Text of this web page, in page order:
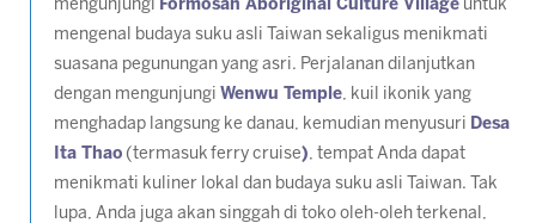
mengunjungi Formosan Aboriginal Culture Village untuk
mengenal budaya suku asli Taiwan sekaligus menikmati
suasana pegunungan yang asri. Perjalanan dilanjutkan
dengan mengunjungi Wenwu Temple, kuil ikonik yang
menghadap langsung ke danau, kemudian menyusuri Desa
Ita Thao (termasuk ferry cruise), tempat Anda dapat
menikmati kuliner lokal dan budaya suku asli Taiwan. Tak
lupa, Anda juga akan singgah di toko oleh-oleh terkenal,